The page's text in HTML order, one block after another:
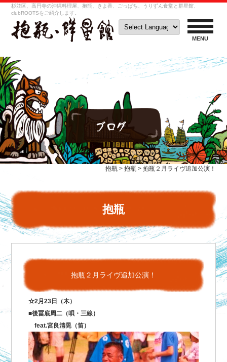
杉並区、高円寺の沖縄料理屋、抱瓶、きよ香、ごっぱち、うりずん食堂と群星館、
clubROOTSをご紹介します。
MENU
抱瓶 > 抱瓶 > 抱瓶２月ライヴ追加公演！
抱瓶
抱瓶２月ライヴ追加公演！
☆2月23日（木）
■後冨底周二（唄・三線）
feat.宮良清晃（笛）